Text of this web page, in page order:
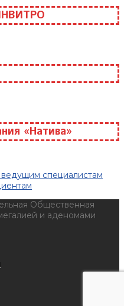
«Натива»
специалистам
Общественная
и аденомами